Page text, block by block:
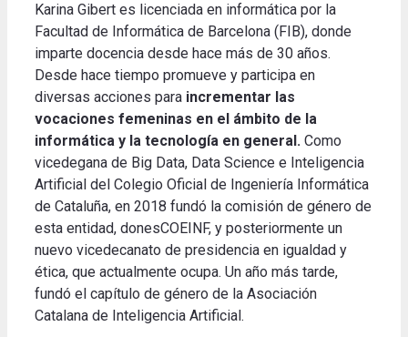
Karina Gibert es licenciada en informática por la
Facultad de Informática de Barcelona (FIB), donde
imparte docencia desde hace más de 30 años.
Desde hace tiempo promueve y participa en
diversas acciones para incrementar las
vocaciones femeninas en el ámbito de la
informática y la tecnología en general. Como
vicedegana de Big Data, Data Science e Inteligencia
Artificial del Colegio Oficial de Ingeniería Informática
de Cataluña, en 2018 fundó la comisión de género de
esta entidad, donesCOEINF, y posteriormente un
nuevo vicedecanato de presidencia en igualdad y
ética, que actualmente ocupa. Un año más tarde,
fundó el capítulo de género de la Asociación
Catalana de Inteligencia Artificial.